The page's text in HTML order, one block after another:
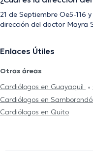
21 de Septiembre Oe5-116
dirección del doctor Mayra
Enlaces Útiles
Otras áreas
Cardiólogos en Guayaquil
Cardiólogos en
Cardiólogos en Quito